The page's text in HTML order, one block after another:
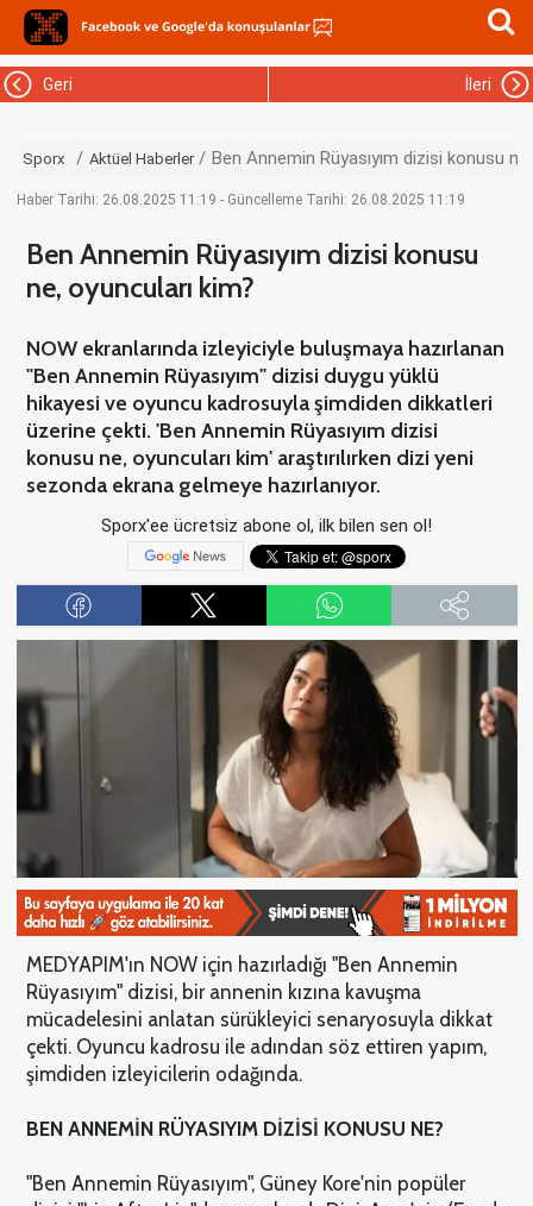
Geri İleri
Sporx Aktüel Haberler Ben Annemin Rüyasıyım dizisi konusu
Haber Tarihi: 26.08.2025 11:19 - Güncelleme Tarihi: 26.08.2025 11:19
Ben Annemin Rüyasıyım dizisi konusu
ne, oyuncuları kim?
NOW ekranlarında izleyiciyle buluşmaya hazırlanan
"Ben Annemin Rüyasıyım" dizisi duygu yüklü
hikayesi ve oyuncu kadrosuyla şimdiden dikkatleri
üzerine çekti. 'Ben Annemin Rüyasıyım dizisi
konusu ne, oyuncuları kim' araştırılırken dizi yeni
sezonda ekrana gelmeye hazırlanıyor.
Sporx'ee ücretsiz abone ol, ilk bilen sen ol!
MEDYAPIM'ın NOW için hazırladığı "Ben Annemin
Rüyasıyım" dizisi, bir annenin kızına kavuşma
mücadelesini anlatan sürükleyici senaryosuyla dikkat
çekti. Oyuncu kadrosu ile adından söz ettiren yapım,
şimdiden izleyicilerin odağında.
BEN ANNEMİN RÜYASIYIM DİZİSİ KONUSU NE?
"Ben Annemin Rüyasıyım", Güney Kore'nin popüler